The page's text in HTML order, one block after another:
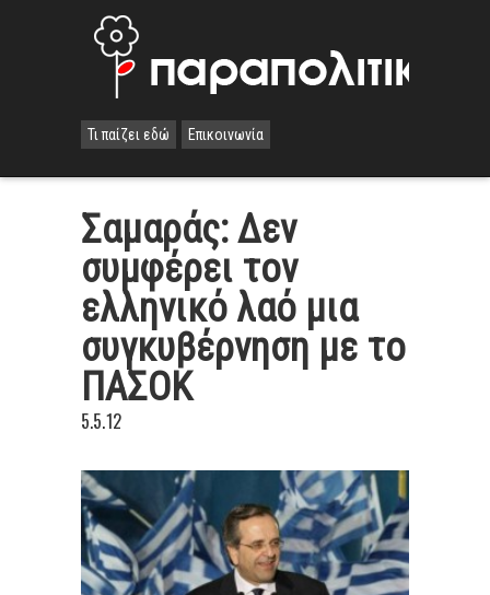
Τι παίζει εδώ Επικοινωνία
Σαμαράς: Δεν
συμφέρει τον
ελληνικό λαό μια
συγκυβέρνηση με το
ΠΑΣΟΚ
5.5.12